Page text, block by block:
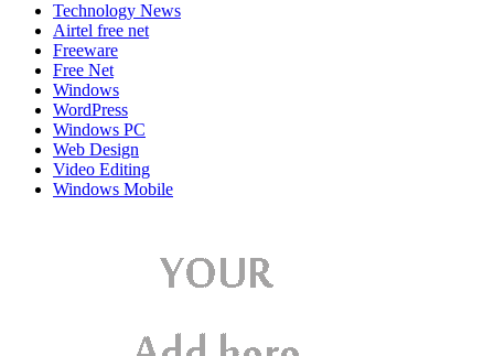
Technology News
Airtel free net
Freeware
Free Net
Windows
WordPress
Windows PC
Web Design
Video Editing
Windows Mobile